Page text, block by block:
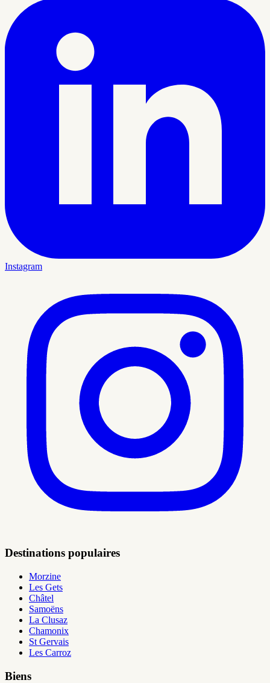
Instagram
Destinations populaires
Morzine
Les Gets
Châtel
Samoëns
La Clusaz
Chamonix
St Gervais
Les Carroz
Biens